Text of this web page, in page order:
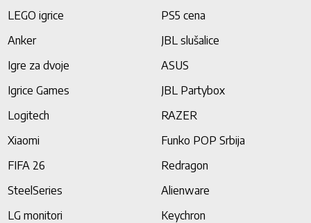
LEGO igrice
PS5 cena
Anker
JBL slušalice
Igre za dvoje
ASUS
Igrice Games
JBL Partybox
Logitech
RAZER
Xiaomi
Funko POP Srbija
FIFA 26
Redragon
SteelSeries
Alienware
LG monitori
Keychron